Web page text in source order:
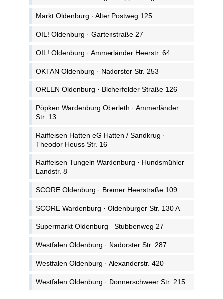
Markt Oldenburg · Alter Postweg 125
OIL! Oldenburg · Gartenstraße 27
OIL! Oldenburg · Ammerländer Heerstr. 64
OKTAN Oldenburg · Nadorster Str. 253
ORLEN Oldenburg · Bloherfelder Straße 126
Pöpken Wardenburg Oberleth · Ammerländer
Str. 13
Raiffeisen Hatten eG Hatten / Sandkrug ·
Theodor Heuss Str. 16
Raiffeisen Tungeln Wardenburg · Hundsmühler
Landstr. 8
SCORE Oldenburg · Bremer Heerstraße 109
SCORE Wardenburg · Oldenburger Str. 130 A
Supermarkt Oldenburg · Stubbenweg 27
Westfalen Oldenburg · Nadorster Str. 287
Westfalen Oldenburg · Alexanderstr. 420
Westfalen Oldenburg · Donnerschweer Str. 215